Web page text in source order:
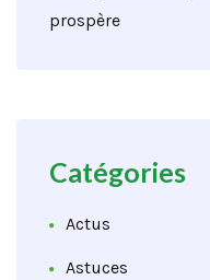
prospère
Catégories
Actus
Astuces